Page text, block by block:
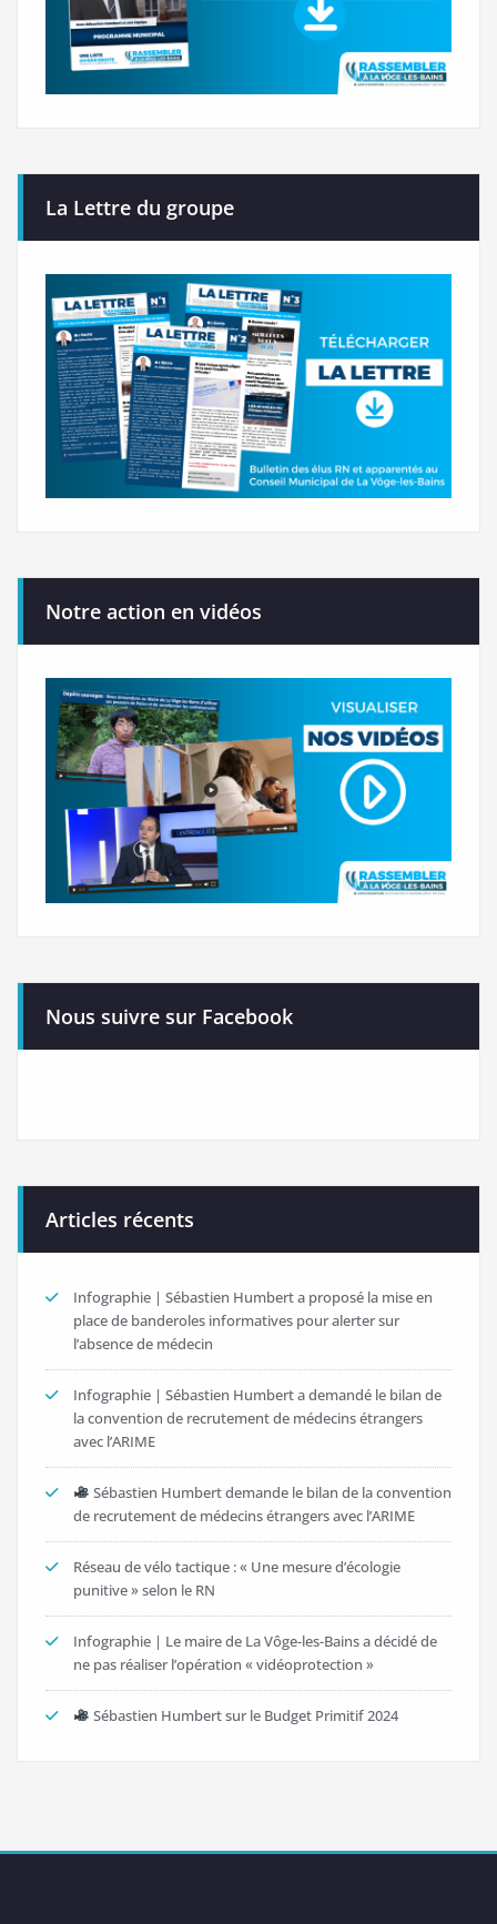
La Lettre du groupe
Notre action en vidéos
Nous suivre sur Facebook
Articles récents
Infographie | Sébastien Humbert a proposé la mise en
place de banderoles informatives pour alerter sur
l’absence de médecin
Infographie | Sébastien Humbert a demandé le bilan de
la convention de recrutement de médecins étrangers
avec l’ARIME
Sébastien Humbert demande le bilan de la convention
de recrutement de médecins étrangers avec l’ARIME
Réseau de vélo tactique : « Une mesure d’écologie
punitive » selon le RN
Infographie | Le maire de La Vôge-les-Bains a décidé de
ne pas réaliser l’opération « vidéoprotection »
Sébastien Humbert sur le Budget Primitif 2024